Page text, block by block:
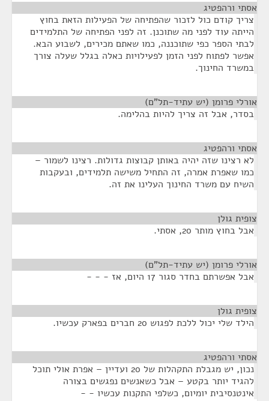
אסתי ורהפטיג
צריך קודם כול לזכור שהפתיחה של הפעילות הזאת בחוץ
הייתה עוד לפני מה שתוכנן. זה לפני הפתיחה של התלמידים
לבתי הספר כפי שתוכננה, כמו שאתם מכירים, לשבוע הבא.
אפשר לפתוח לפני הזמן לפעילויות כאלה בגלל שעלה צורך
במשרד החינוך.
אורלי פרומן (יש עתיד-תל"ם)
בסדר, אבל זה צריך להיות בהלימה.
אסתי ורהפטיג
לא רצינו שזה יהיה באותן קבוצות גדולות. רצינו לשמור –
כמו שאפרת אמרה, זה התחיל משישה תלמידים, ובעקבות
השיח עם משרד החינוך העלינו את זה.
צופית גולן
אבל בחוץ מותר 20, אסתי.
אורלי פרומן (יש עתיד-תל"ם)
אבל אפשרתם בחדר סגור 17 היום, אז - - -
צופית גולן
הילד שלי יכול ללכת לפגוש 20 חברים בפארק עכשיו.
אסתי ורהפטיג
נכון, יש מגבלת התקהלות של 20 ועדיין – אפרת אולי תוכל
להגיד יותר בקטע – אבל כשאנשים נפגשים בצורה
אינטנסיבית יומיום, כשלפי התקנות עכשיו - -